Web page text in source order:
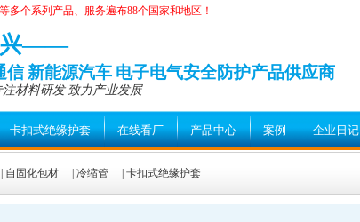
多个系列产品、服务遍布88个国家和地区！
兴——
信 新能源汽车 电子电气安全防护产品供应商
注材料研发 致力产业发展
卡扣式绝缘护套 在线看厂 产品中心 案例 企业日记
自固化包材 冷缩管 卡扣式绝缘护套